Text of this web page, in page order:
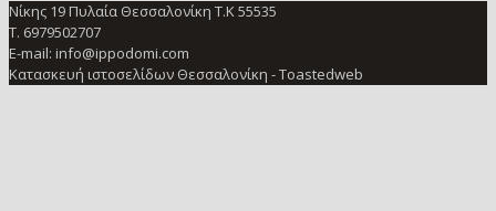
Νίκης 19 Πυλαία Θεσσαλονίκη Τ.Κ 55535
Τ. 6979502707
E-mail: info@ippodomi.com
Κατασκευή ιστοσελίδων Θεσσαλονίκη - Toastedweb